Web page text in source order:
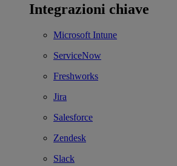
Integrazioni chiave
Microsoft Intune
ServiceNow
Freshworks
Jira
Salesforce
Zendesk
Slack